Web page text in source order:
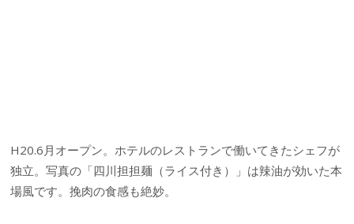
H20.6月オープン。ホテルのレストランで働いてきたシェフが
独立。写真の「四川担担麺（ライス付き）」は辣油が効いた本
場風です。挽肉の食感も絶妙。